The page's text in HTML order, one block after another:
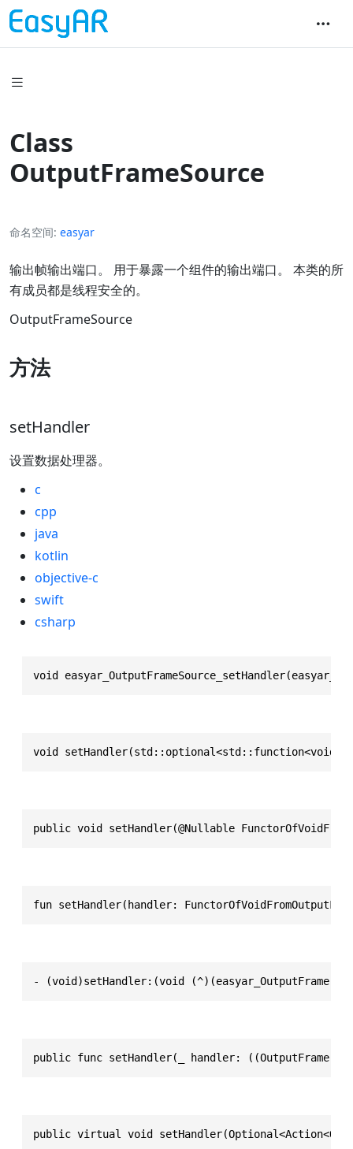
Class
OutputFrameSource
命名空间 easyar
输出帧输出端口。 用于暴露一个组件的输出端口。 本类的所
有成员都是线程安全的。
OutputFrameSource
方法
setHandler
设置数据处理器。
c
cpp
java
kotlin
objective-c
swift
csharp
void
void
public void setHandler(@Nullable
fun setHandler(handler:
- (void)setHandler:(void (^)(easyar_OutputFrame
public func setHandler(_ handler: ((OutputFrame)
public virtual void